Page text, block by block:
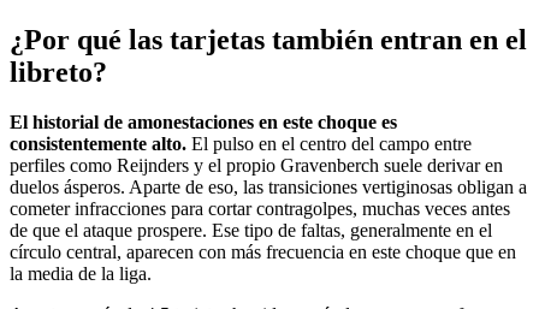
¿Por qué las tarjetas también entran en el
libreto?
El historial de amonestaciones en este choque es
consistentemente alto. El pulso en el centro del campo entre
perfiles como Reijnders y el propio Gravenberch suele derivar en
duelos ásperos. Aparte de eso, las transiciones vertiginosas obligan a
cometer infracciones para cortar contragolpes, muchas veces antes
de que el ataque prospere. Ese tipo de faltas, generalmente en el
círculo central, aparecen con más frecuencia en este choque que en
la media de la liga.